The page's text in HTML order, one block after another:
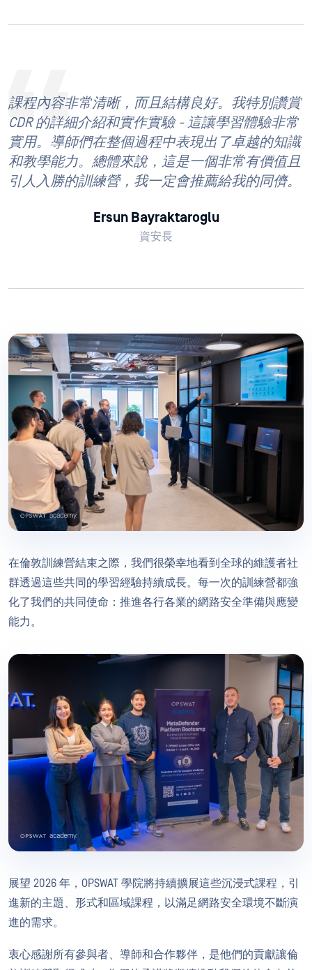
課程內容非常清晰，而且結構良好。我特別讚賞
CDR 的詳細介紹和實作實驗 - 這讓學習體驗非常
實用。導師們在整個過程中表現出了卓越的知識
和教學能力。總體來說，這是一個非常有價值且
引人入勝的訓練營，我一定會推薦給我的同儕。
Ersun Bayraktaroglu
資安長
在倫敦訓練營結束之際，我們很榮幸地看到全球的維護者社
群透過這些共同的學習經驗持續成長。每一次的訓練營都強
化了我們的共同使命：推進各行各業的網路安全準備與應變
能力。
展望 2026 年，OPSWAT 學院將持續擴展這些沉浸式課程，引
進新的主題、形式和區域課程，以滿足網路安全環境不斷演
進的需求。
衷心感謝所有參與者、導師和合作夥伴，是他們的貢獻讓倫